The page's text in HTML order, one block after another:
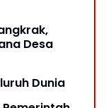
Desa
Dunia